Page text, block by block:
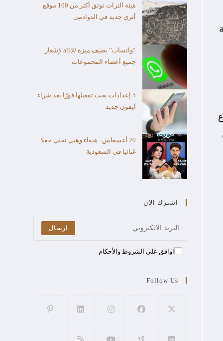
هيئة التراث توثق أكثر من 100 موقع
أثري جديد في الدوادمي
“واتساب” يضيف ميزة @all لإشعار
جميع أعضاء المجموعات
5 إعدادات يجب تفعيلها فورًا بعد شراء
آيفون جديد
20 أغسطس.. هيفاء وهبي تحيي حفلا
غنائيا في السعودية
اشترك الان
ارسال
اوافق على الشروط والأحكام
Follow Us